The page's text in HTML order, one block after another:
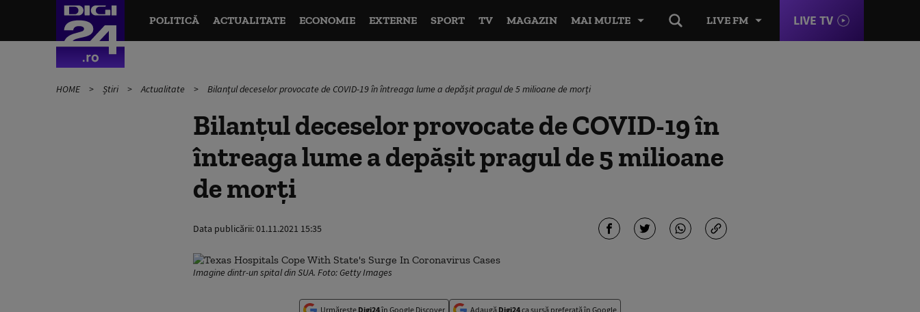
LIVE FM LIVE TV
POLITICĂ ACTUALITATE ECONOMIE EXTERNE SPORT TV MAGAZIN MAI MULTE
HOME Știri Actualitate Bilanțul deceselor provocate de COVID-19 în întreaga lume a depășit pragul de 5 milioane de morți
Bilanțul deceselor provocate de COVID-19 în
întreaga lume a depășit pragul de 5 milioane
de morți
Data publicării:01.11.2021 15:35
Imagine dintr-un spital din SUA. Foto: Getty Images
Urmărește Digi24în Google Discover Adaugă Digi24ca sursă preferată în Google